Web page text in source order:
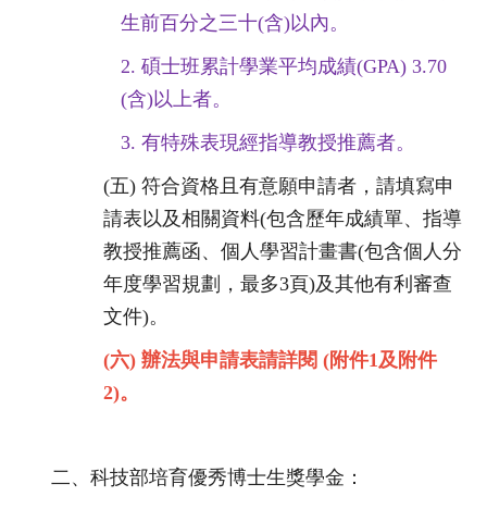
生前百分之三十(含)以內。
2. 碩士班累計學業平均成績(GPA) 3.70
(含)以上者。
3. 有特殊表現經指導教授推薦者。
(五) 符合資格且有意願申請者，請填寫申
請表以及相關資料(包含歷年成績單、指導
教授推薦函、個人學習計畫書(包含個人分
年度學習規劃，最多3頁)及其他有利審查
文件)。
(六) 辦法與申請表請詳閱 (附件1及附件
2)。
二、 科技部培育優秀博士生獎學金：